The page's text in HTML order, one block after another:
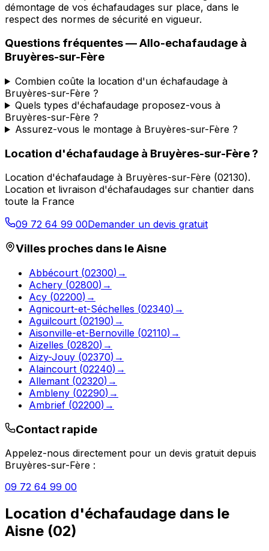
démontage de vos échafaudages sur place, dans le
respect des normes de sécurité en vigueur.
Questions fréquentes —Allo-echafaudage à
Bruyères-sur-Fère
Combien coûte la location d'un échafaudage à
Bruyères-sur-Fère ?
Quels types d'échafaudage proposez-vous à
Bruyères-sur-Fère ?
Assurez-vous le montage à Bruyères-sur-Fère ?
Location d'échafaudage à Bruyères-sur-Fère?
Location d'échafaudage à Bruyères-sur-Fère (02130).
Location et livraison d'échafaudages sur chantier dans
toute la France
09 72 64 99 00Demander un devis gratuit
Villes proches dans leAisne
Abbécourt (02300) →
Achery (02800) →
Acy (02200) →
Agnicourt-et-Séchelles (02340) →
Aguilcourt (02190) →
Aisonville-et-Bernoville (02110) →
Aizelles (02820) →
Aizy-Jouy (02370) →
Alaincourt (02240) →
Allemant (02320) →
Ambleny (02290) →
Ambrief (02200) →
Contact rapide
Appelez-nous directement pour un devis gratuit depuis
Bruyères-sur-Fère :
09 72 64 99 00
Location d'échafaudage dans le
Aisne (02)